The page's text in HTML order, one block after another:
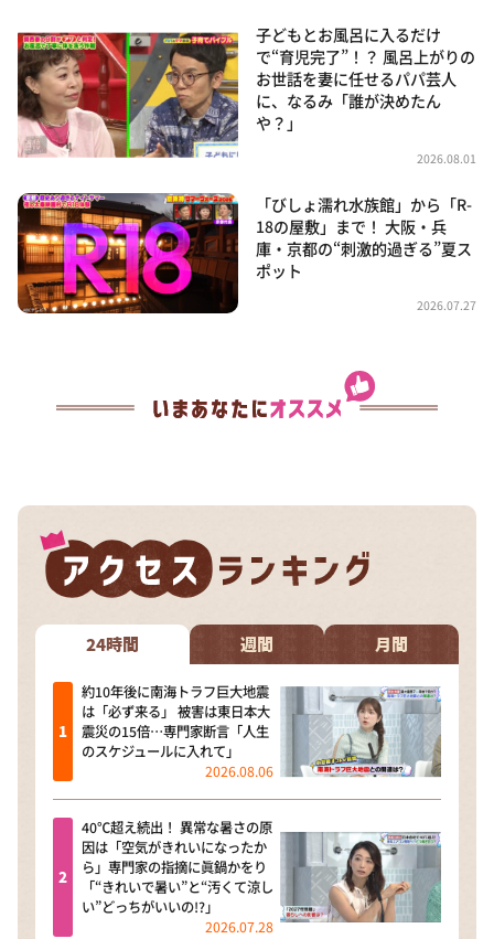
子どもとお風呂に入るだけ
で“育児完了”！？ 風呂上がりの
お世話を妻に任せるパパ芸人
に、なるみ「誰が決めたん
や？」
2026.08.01
「びしょ濡れ水族館」から「R-
18の屋敷」まで！ 大阪・兵
庫・京都の“刺激的過ぎる”夏ス
ポット
2026.07.27
24時間 週間 月間
約10年後に南海トラフ巨大地震
は「必ず来る」 被害は東日本大
震災の15倍…専門家断言「人生
のスケジュールに入れて」
2026.08.06
40℃超え続出！ 異常な暑さの原
因は「空気がきれいになったか
ら」専門家の指摘に眞鍋かをり
「“きれいで暑い”と“汚くて涼し
い”どっちがいいの!?」
2026.07.28